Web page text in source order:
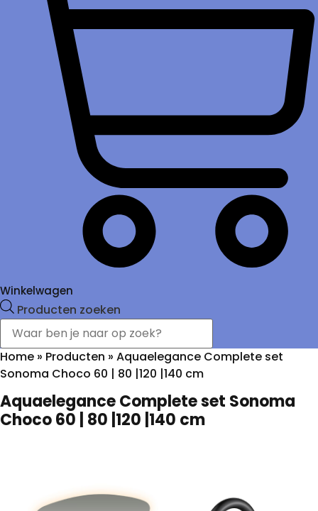
Winkelwagen
Producten zoeken
Home » Producten » Aquaelegance Complete set
Sonoma Choco 60 | 80 |120 |140 cm
Aquaelegance Complete set Sonoma
Choco 60 | 80 |120 |140 cm